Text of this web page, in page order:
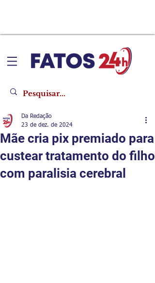
Mãe cria pix premiado para
custear tratamento do filho
com paralisia cerebral
Da Redação
23 de dez. de 2024